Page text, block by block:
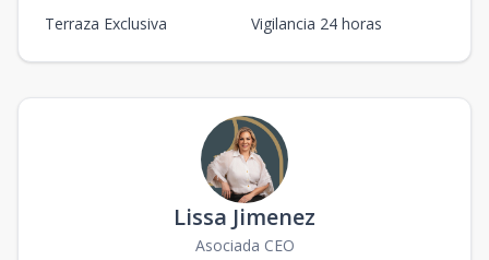
Terraza Exclusiva
Vigilancia 24 horas
Lissa Jimenez
Asociada CEO